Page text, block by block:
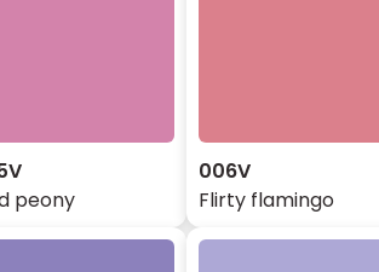
peony
006V
Flirty flamingo